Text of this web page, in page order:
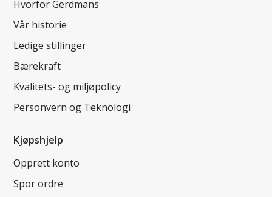
Hvorfor Gerdmans
Vår historie
Ledige stillinger
Bærekraft
Kvalitets- og miljøpolicy
Personvern og Teknologi
Kjøpshjelp
Opprett konto
Spor ordre